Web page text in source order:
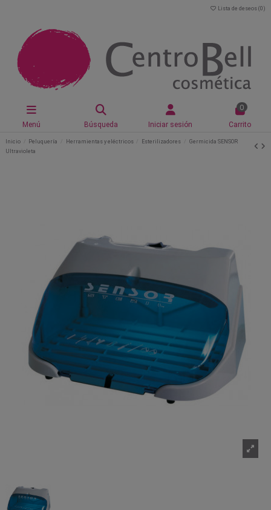
Lista de deseos (0 )
Menú Búsqueda Iniciar sesión
0
Carrito
Inicio Peluquería Herramientas y eléctricos Esterilizadores
Germicida SENSOR
Ultravioleta